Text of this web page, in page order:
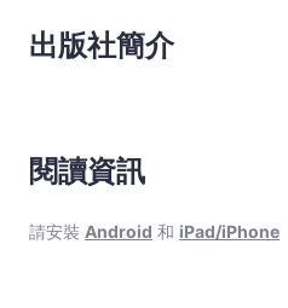
出版社簡介
閱讀資訊
請安裝 Android 和 iPad/iPhone